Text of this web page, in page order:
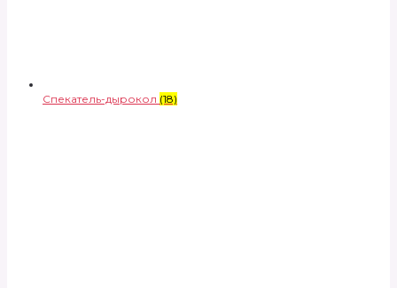
Спекатель-дырокол (18)